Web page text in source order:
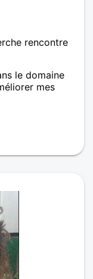
rencontre
le domaine
mes